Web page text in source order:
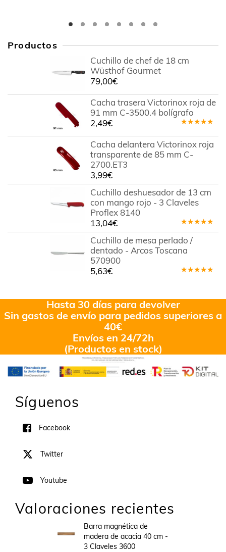
Productos
Cuchillo de chef de 18 cm
Wüsthof Gourmet
79,00€
Cacha trasera Victorinox roja de
91 mm C-3500.4 bolígrafo
en5.00de
5
2,49€
Cacha delantera Victorinox roja
transparente de 85 mm C-
2700.ET3
3,99€
Cuchillo deshuesador de 13 cm
con mango rojo - 3 Claveles
Proflex 8140
Valorado
en 5.00
5
13,04€
Cuchillo de mesa perlado /
dentado - Arcos Toscana
570900
5,63€
Hasta 30 días para devolver
Sin gastos de envío para pedidos superiores a
40€
Envíos en 24/72h
(Productos en stock)
Síguenos
Facebook
Twitter
Youtube
Valoraciones recientes
Barra magnética de
madera de acacia 40 cm -
3 Claveles 3600